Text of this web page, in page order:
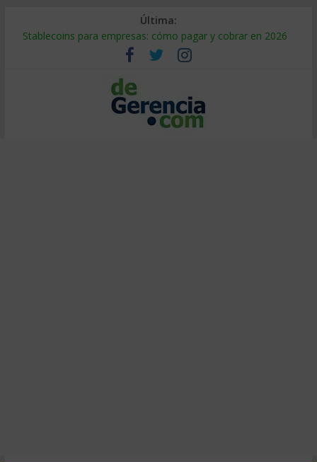
Última:
Stablecoins para empresas: cómo pagar y cobrar en 2026
Despido silencioso: qué es y por qué sale tan caro
IA en selección de personal: cómo auditarla a tiempo
Trabajo forzoso en la cadena de suministro: qué hacer
Mercado hispano de EE. UU.: cómo segmentarlo y venderle